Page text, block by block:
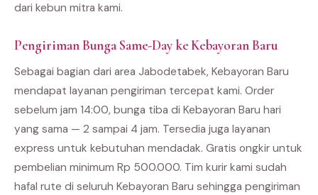
dari kebun mitra kami.
Pengiriman Bunga Same-Day ke Kebayoran Baru
Sebagai bagian dari area Jabodetabek, Kebayoran Baru
mendapat layanan pengiriman tercepat kami. Order
sebelum jam 14:00, bunga tiba di Kebayoran Baru hari
yang sama — 2 sampai 4 jam. Tersedia juga layanan
express untuk kebutuhan mendadak. Gratis ongkir untuk
pembelian minimum Rp 500.000. Tim kurir kami sudah
hafal rute di seluruh Kebayoran Baru sehingga pengiriman